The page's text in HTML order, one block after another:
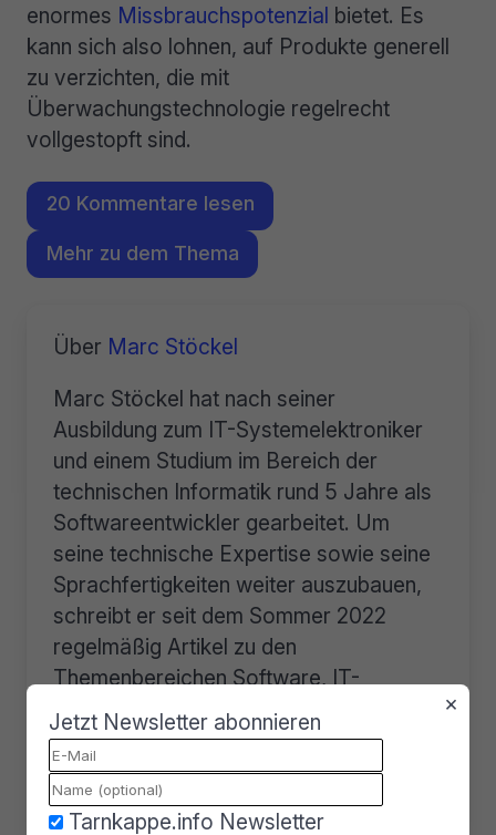
enormes Missbrauchspotenzial bietet. Es
kann sich also lohnen, auf Produkte generell
zu verzichten, die mit
Überwachungstechnologie regelrecht
vollgestopft sind.
20 Kommentare lesen
Mehr zu dem Thema
Über Marc Stöckel
Marc Stöckel hat nach seiner
Ausbildung zum IT-Systemelektroniker
und einem Studium im Bereich der
technischen Informatik rund 5 Jahre als
Softwareentwickler gearbeitet. Um
seine technische Expertise sowie seine
Sprachfertigkeiten weiter auszubauen,
schreibt er seit dem Sommer 2022
regelmäßig Artikel zu den
Themenbereichen Software, IT-
Sicherheit, Datenschutz,
Cyberkriminalität und Kryptowährungen.
 
×
Jetzt Newsletter abonnieren
Tarnkappe.info Newsletter